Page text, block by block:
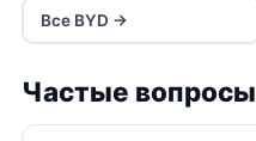
Все BYD →
Частые вопросы